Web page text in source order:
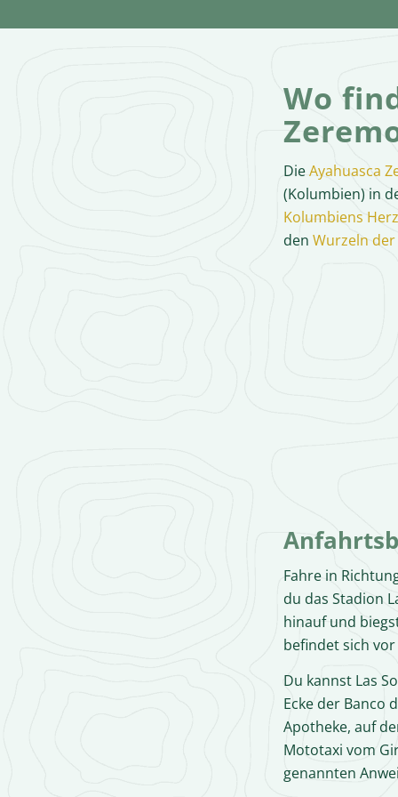
Wo
DieAyahuasca
(Kolumbien) in
Kolumbiens
den Wurzeln
Fahre in
du das Stadion
hinauf und
befindet sich
Du kannst Las
Ecke der Banco
Apotheke, auf
Mototaxi vom
genannten